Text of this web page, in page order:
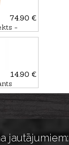
74.90 €
-
6gb
14.90 €
jautājumiem: